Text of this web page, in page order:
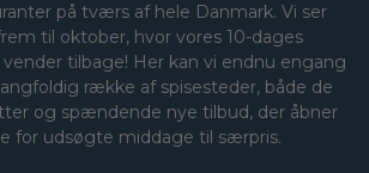
på tværs af hele Danmark. Vi ser
til oktober, hvor vores 10-dages
tilbage! Her kan vi endnu engang
række af spisesteder, både de
og spændende nye tilbud, der åbner
for udsøgte middage til særpris.